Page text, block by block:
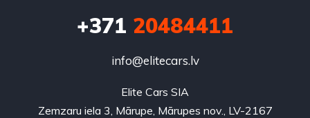
+371 20484411
info@elitecars.lv
Elite Cars SIA
Zemzaru iela 3, Mārupe, Mārupes nov., LV-2167